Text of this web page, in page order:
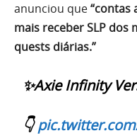
anunciou que“contas
mais receber SLP dos
quests diárias.”
✨Axie Infinity
👇